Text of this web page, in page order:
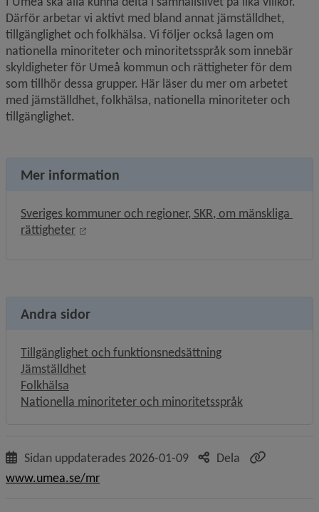
Därför arbetar vi aktivt med bland annat jämställdhet,
tillgänglighet och folkhälsa. Vi följer också lagen om
nationella minoriteter och minoritetsspråk som innebär
skyldigheter för Umeå kommun och rättigheter för dem
som tillhör dessa grupper. Här läser du mer om arbetet
med jämställdhet, folkhälsa, nationella minoriteter och
tillgänglighet.
Mer information
Sveriges kommuner och regioner, SKR, om mänskliga
rättigheter
Länk till annan webbplats, öppnas i nytt
Andra sidor
Tillgänglighet och funktionsnedsättning
Jämställdhet
Folkhälsa
Nationella minoriteter och minoritetsspråk
Sidan uppdaterades 2026-01-09
Dela
www.umea.se/mr